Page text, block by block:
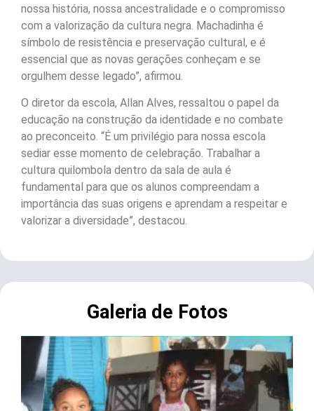
nossa história, nossa ancestralidade e o compromisso
com a valorização da cultura negra. Machadinha é
símbolo de resistência e preservação cultural, e é
essencial que as novas gerações conheçam e se
orgulhem desse legado”, afirmou.
O diretor da escola, Allan Alves, ressaltou o papel da
educação na construção da identidade e no combate
ao preconceito. “É um privilégio para nossa escola
sediar esse momento de celebração. Trabalhar a
cultura quilombola dentro da sala de aula é
fundamental para que os alunos compreendam a
importância das suas origens e aprendam a respeitar e
valorizar a diversidade”, destacou.
Galeria de Fotos